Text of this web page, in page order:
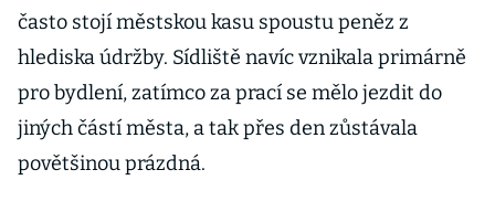
často stojí městskou kasu spoustu peněz z
hlediska údržby. Sídliště navíc vznikala primárně
pro bydlení, zatímco za prací se mělo jezdit do
jiných částí města, a tak přes den zůstávala
povětšinou prázdná.